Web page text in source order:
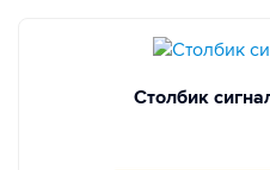
Столбик